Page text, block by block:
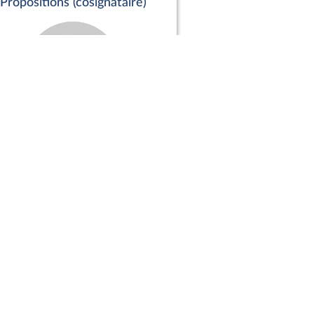
Propositions (cosignataire)